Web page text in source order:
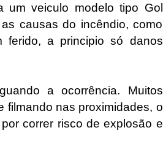
um veiculo modelo tipo Gol
causas do incêndio, como
ferido, a principio só danos
a ocorrência. Muitos
filmando nas proximidades, o
correr risco de explosão e